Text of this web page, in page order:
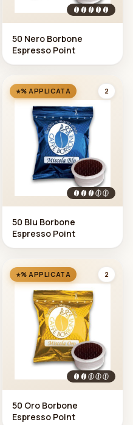
50 Nero Borbone
Espresso Point
% APPLICATA 2
50 Blu Borbone
Espresso Point
% APPLICATA 2
50 Oro Borbone
Espresso Point